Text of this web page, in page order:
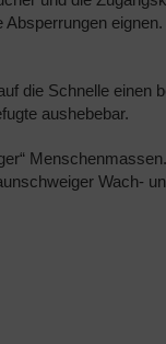
die Schnelle einen
aushebebar.
Wach-